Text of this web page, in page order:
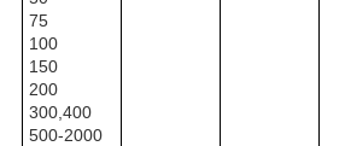
75
100
150
200
300,400
500-2000